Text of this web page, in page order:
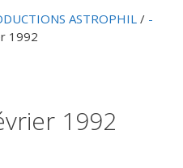
ASTROPHIL / -
1992
1992